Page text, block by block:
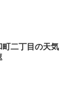
二丁目の天気